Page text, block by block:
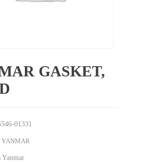
GASKET,
01331
YANMAR
Yanmar